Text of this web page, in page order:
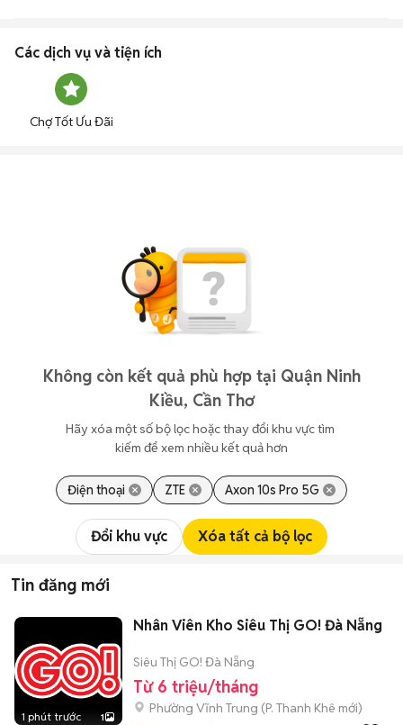
Các dịch vụ và tiện ích
Chợ Tốt Ưu Đãi
Không còn kết quả phù hợp tại Quận Ninh
Kiều, Cần Thơ
Hãy xóa một số bộ lọc hoặc thay đổi khu vực tìm
kiếm để xem nhiều kết quả hơn
Điện thoại ZTE Axon 10s Pro 5G
Đổi khu vực Xóa tất cả bộ lọc
Tin đăng mới
1 phút trước 1
Nhân Viên Kho Siêu Thị GO! Đà Nẵng
Siêu Thị GO! Đà Nẵng
Từ 6 triệu/tháng
Phường Vĩnh Trung (P. Thanh Khê mới)